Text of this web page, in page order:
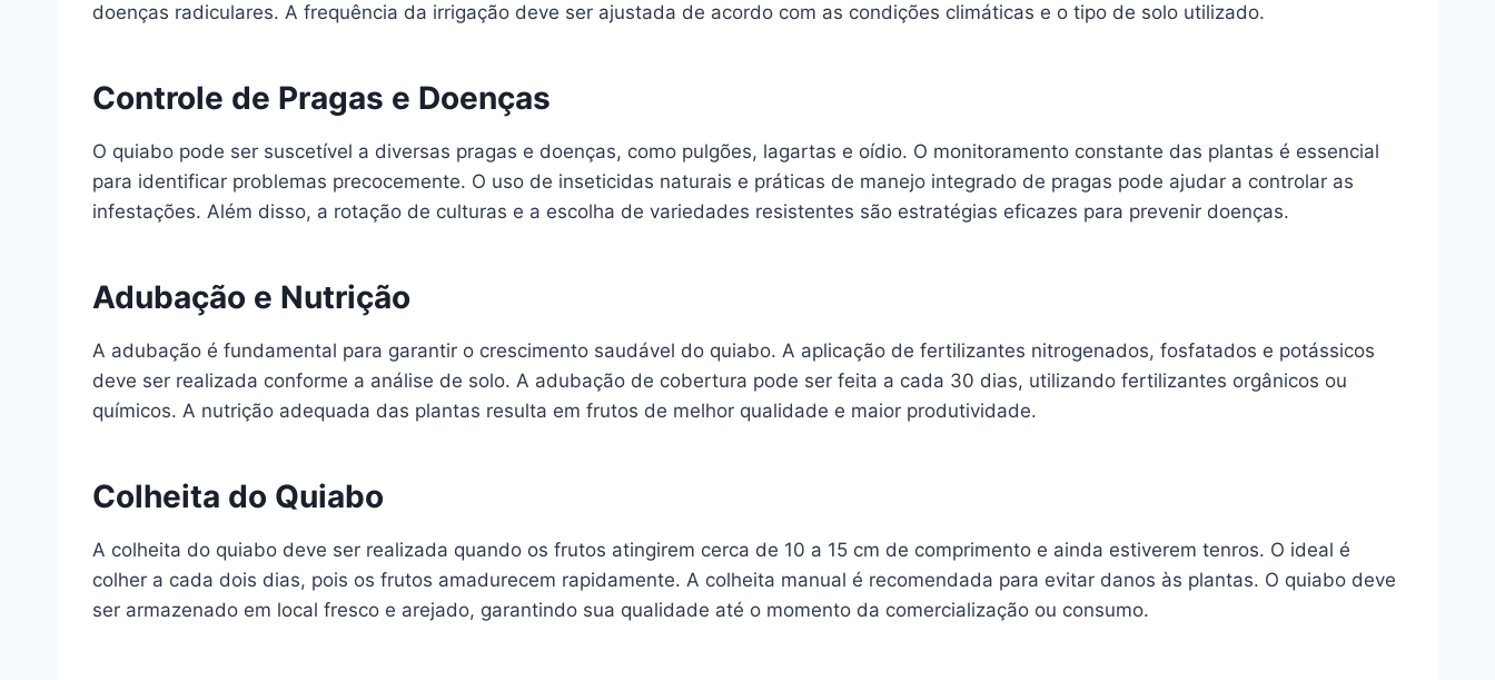
doenças radiculares. A frequência da irrigação deve ser ajustada de acordo com as condições climáticas e o tipo de solo utilizado.
Controle de Pragas e Doenças
O quiabo pode ser suscetível a diversas pragas e doenças, como pulgões, lagartas e oídio. O monitoramento constante das plantas é essencial
para identificar problemas precocemente. O uso de inseticidas naturais e práticas de manejo integrado de pragas pode ajudar a controlar as
infestações. Além disso, a rotação de culturas e a escolha de variedades resistentes são estratégias eficazes para prevenir doenças.
Adubação e Nutrição
A adubação é fundamental para garantir o crescimento saudável do quiabo. A aplicação de fertilizantes nitrogenados, fosfatados e potássicos
deve ser realizada conforme a análise de solo. A adubação de cobertura pode ser feita a cada 30 dias, utilizando fertilizantes orgânicos ou
químicos. A nutrição adequada das plantas resulta em frutos de melhor qualidade e maior produtividade.
Colheita do Quiabo
A colheita do quiabo deve ser realizada quando os frutos atingirem cerca de 10 a 15 cm de comprimento e ainda estiverem tenros. O ideal é
colher a cada dois dias, pois os frutos amadurecem rapidamente. A colheita manual é recomendada para evitar danos às plantas. O quiabo deve
ser armazenado em local fresco e arejado, garantindo sua qualidade até o momento da comercialização ou consumo.